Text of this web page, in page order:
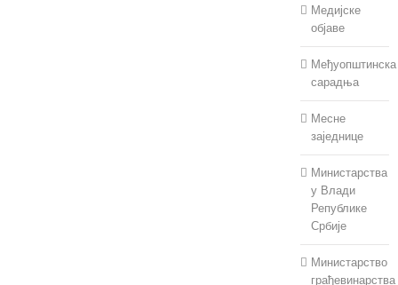
Медијске
објаве
Међуопштинска
сарадња
Месне
заједнице
Министарства
у Влади
Републике
Србије
Министарство
грађевинарства